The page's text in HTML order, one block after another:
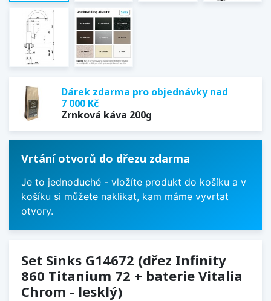
Dárek zdarma pro objednávky nad
7 000 Kč
Zrnková káva 200g
Vrtání otvorů do dřezu zdarma
Je to jednoduché - vložíte produkt do košíku a v
košíku si můžete naklikat, kam máme vyvrtat
otvory.
Set Sinks G14672 (dřez Infinity
860 Titanium 72 + baterie Vitalia
Chrom - lesklý)